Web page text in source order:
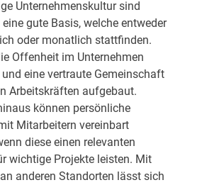
Unternehmenskultur sind
gute Basis, welche entweder
oder monatlich stattfinden.
Offenheit im Unternehmen
eine vertraute Gemeinschaft
Arbeitskräften aufgebaut.
können persönliche
Mitarbeitern vereinbart
diese einen relevanten
wichtige Projekte leisten. Mit
anderen Standorten lässt sich